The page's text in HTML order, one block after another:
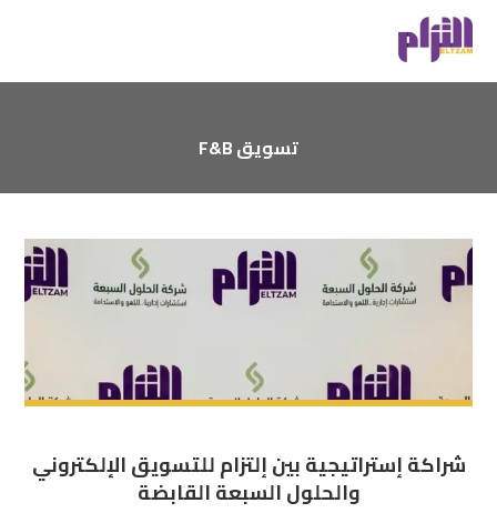
تسويق F&B
شراكة إستراتيجية بين إلتزام للتسويق الإلكتروني
والحلول السبعة القابضة